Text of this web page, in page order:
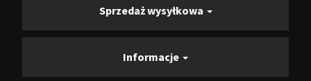
Sprzedaż wysyłkowa
Informacje